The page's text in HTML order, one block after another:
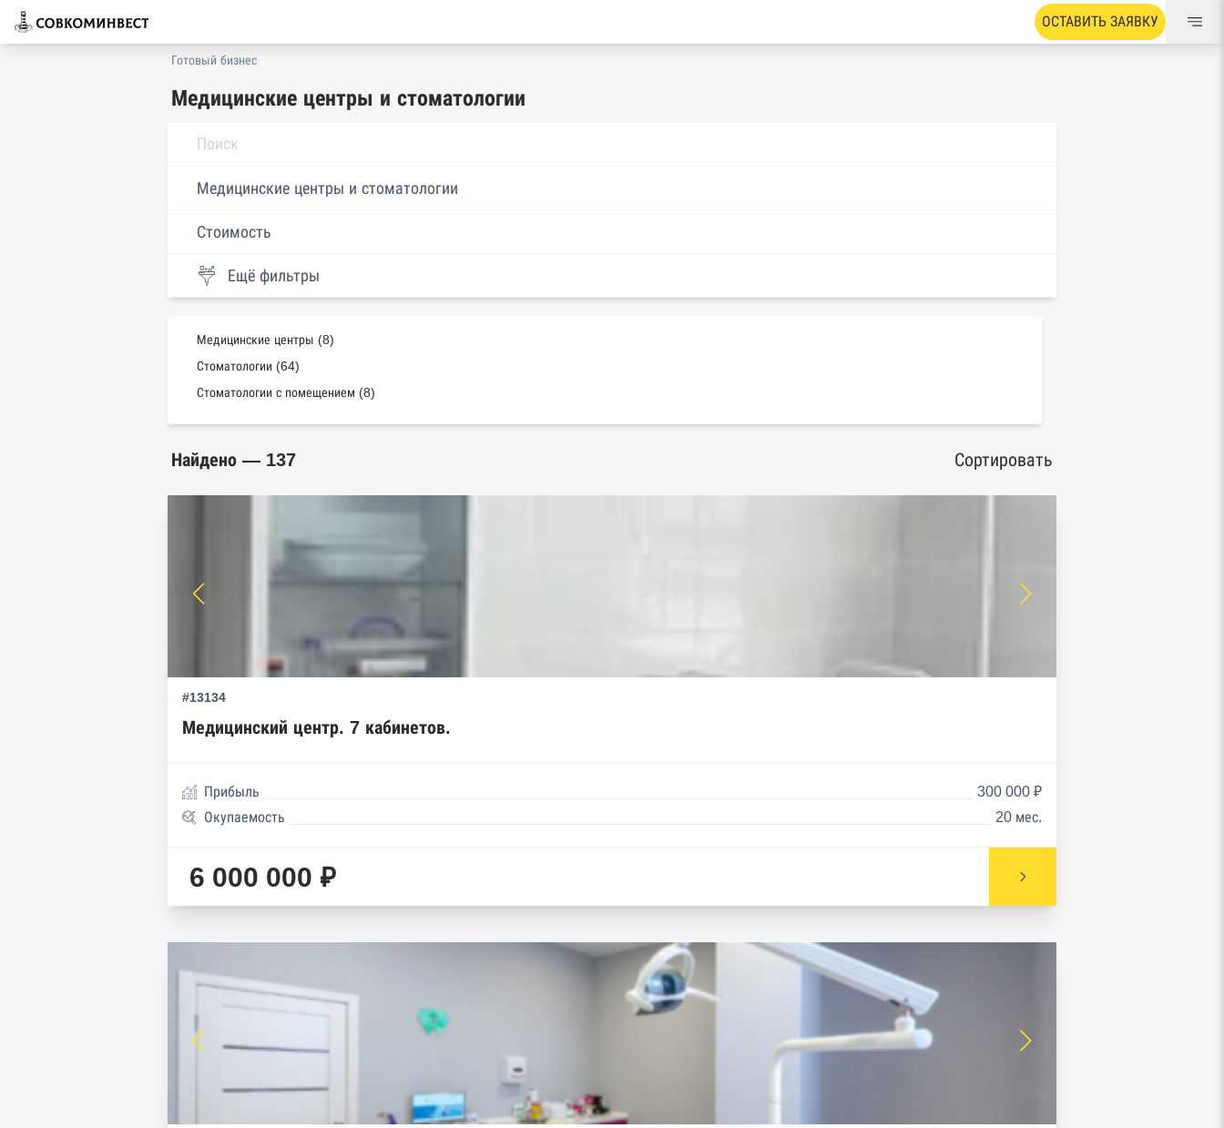
ОСТАВИТЬ ЗАЯВКУ
Готовый бизнес
Медицинские центры и стоматологии
Медицинские центры и стоматологии
Стоимость
Ещё фильтры
Медицинские центры (8)
Стоматологии (64)
Стоматологии с помещением (8)
Найдено — 137 Сортировать
#13134
Медицинский центр. 7 кабинетов.
Прибыль
300 000 ₽
Окупаемость
20 мес.
6 000 000 ₽